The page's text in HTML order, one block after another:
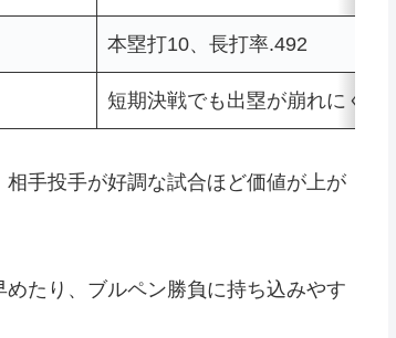
本塁打10、長打率.492
短期決戦でも出塁が崩れにくい形
手投手が好調な試合ほど価値が上が
たり、ブルペン勝負に持ち込みやす